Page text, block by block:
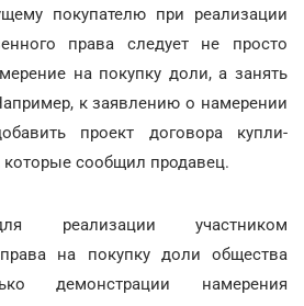
покупателю при реализации
права следует не просто
на покупку доли, а занять
к заявлению о намерении
проект договора купли-
которые сообщил продавец.
реализации участником
на покупку доли общества
демонстрации намерения